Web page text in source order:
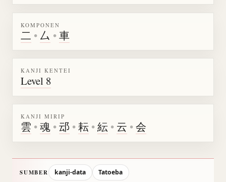
KOMPONEN
二 • 厶 •車
KANJI KENTEI
Level 8
KANJI MIRIP
雲 •魂 •䢵 •耘 •紜 • 云 •会
SUMBER kanji-data
Tatoeba